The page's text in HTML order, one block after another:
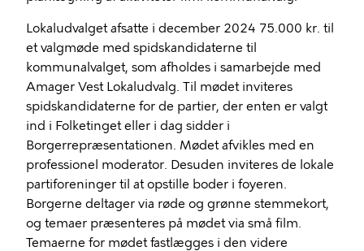
Lokaludvalget afsatte i december 2024 75.000 kr. til
et valgmøde med spidskandidaterne til
kommunalvalget, som afholdes i samarbejde med
Amager Vest Lokaludvalg. Til mødet inviteres
spidskandidaterne for de partier, der enten er valgt
ind i Folketinget eller i dag sidder i
Borgerrepræsentationen. Mødet afvikles med en
professionel moderator. Desuden inviteres de lokale
partiforeninger til at opstille boder i foyeren.
Borgerne deltager via røde og grønne stemmekort,
og temaer præsenteres på mødet via små film.
Temaerne for mødet fastlægges i den videre